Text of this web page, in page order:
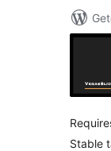
Stable